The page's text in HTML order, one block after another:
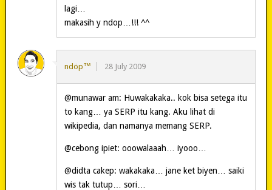
lagi…
makasih y ndop…!!! ^^
ndöp™ 28 July 2009
@munawar am: Huwakakaka.. kok bisa setega itu
to kang… ya SERP itu kang. Aku lihat di
wikipedia, dan namanya memang SERP.
@cebong ipiet: ooowalaaah… iyooo…
@didta cakep: wakakaka… jane ket biyen… saiki
wis tak tutup… sori…